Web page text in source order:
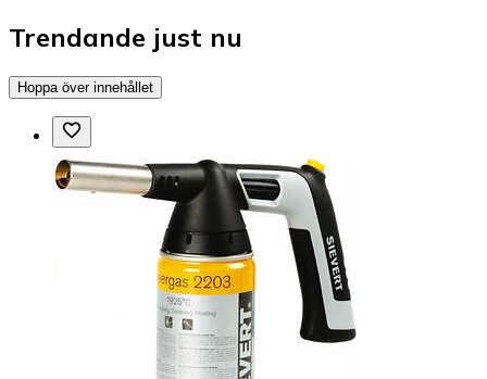
Trendande just nu
Hoppa över innehållet